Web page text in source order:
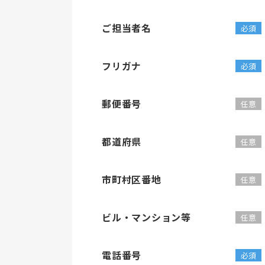
ご担当者名
フリガナ
郵便番号
都道府県
市町村区番地
ビル・マンション等
電話番号